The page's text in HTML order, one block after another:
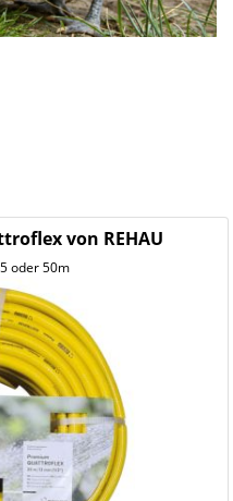
von REHAU
oder 50m